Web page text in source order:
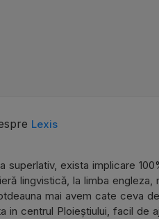
Lexis
superlativ, exista implicare
lingvistică, la limba
mai avem cate ceva
in centrul Ploieștiului, facil de